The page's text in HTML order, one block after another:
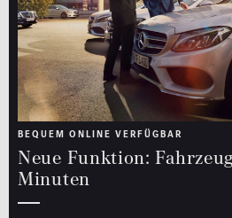
BEQUEM ONLINE VERFÜGBAR
Neue Funktion:
Minuten